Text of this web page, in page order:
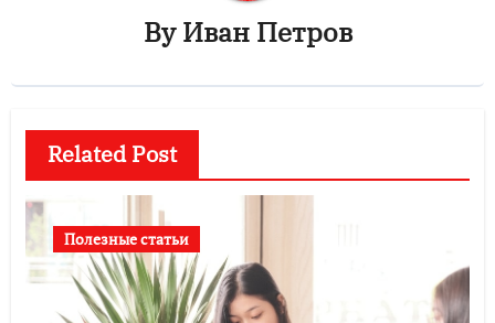
ByИван Петров
Related Post
Полезные статьи